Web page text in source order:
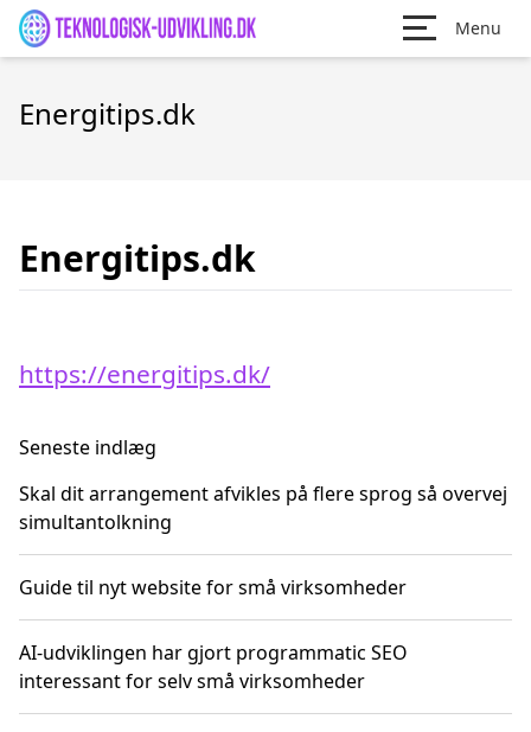
Menu
Energitips.dk
Energitips.dk
https://energitips.dk/
Seneste indlæg
Skal dit arrangement afvikles på flere sprog så overvej
simultantolkning
Guide til nyt website for små virksomheder
AI-udviklingen har gjort programmatic SEO
interessant for selv små virksomheder